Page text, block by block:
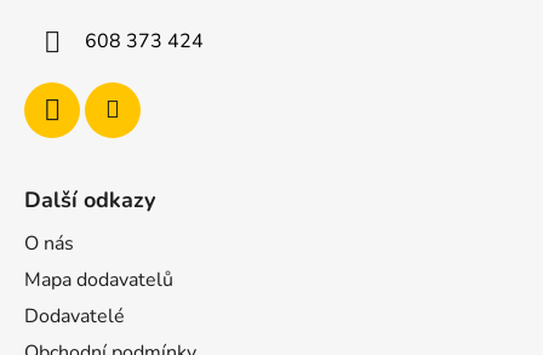
608 373 424
Další odkazy
O nás
Mapa dodavatelů
Dodavatelé